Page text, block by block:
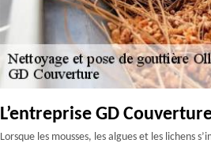
L’entreprise GD
Lorsque les mousses, les algues et les lichens